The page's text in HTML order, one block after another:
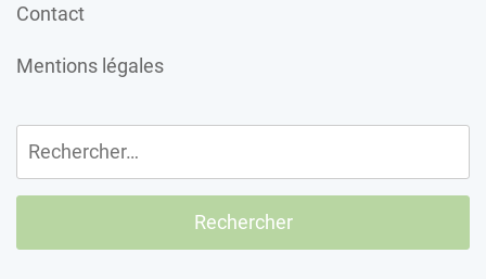
Contact
Mentions légales
Rechercher :